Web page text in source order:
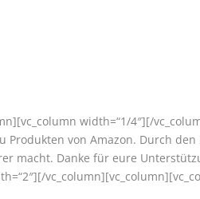
width=“1/4″][/
Produkten von Amazon. Durch
macht. Danke für eure